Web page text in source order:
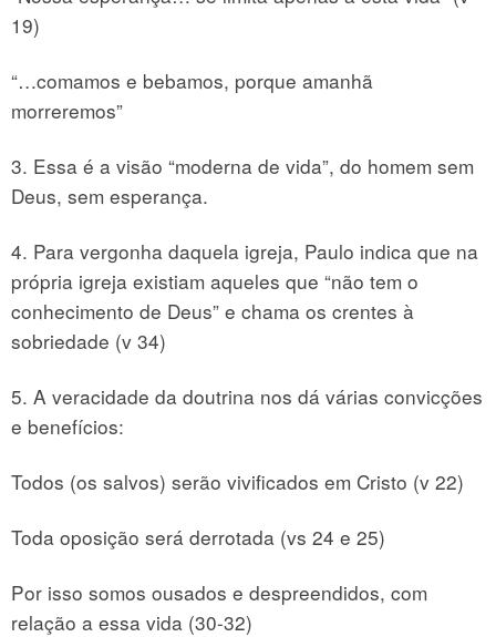
19)
“…comamos e bebamos, porque amanhã
morreremos”
3. Essa é a visão “moderna de vida”, do homem sem
Deus, sem esperança.
4. Para vergonha daquela igreja, Paulo indica que na
própria igreja existiam aqueles que “não tem o
conhecimento de Deus” e chama os crentes à
sobriedade (v 34)
5. A veracidade da doutrina nos dá várias convicções
e benefícios:
Todos (os salvos) serão vivificados em Cristo (v 22)
Toda oposição será derrotada (vs 24 e 25)
Por isso somos ousados e despreendidos, com
relação a essa vida (30-32)